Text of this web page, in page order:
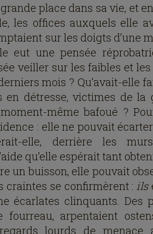
place dans sa vie, et
les offices auxquels elle
sur les doigts d’une
eut une pensée
veiller sur les faibles et
mois ? Qu’avait-elle
en détresse, victimes de la
même bafoué ?
: elle ne pouvait
elle, derrière les
qu’elle espérait tant
un buisson, elle pouvait
craintes se confirmèrent : ils
écarlates clinquants. Des
arpentaient
lourds de menace